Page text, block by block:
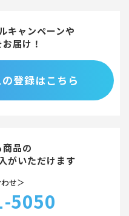
キャンペーンや
届け！
登録はこちら
品の
がいただけます
せ＞
5050